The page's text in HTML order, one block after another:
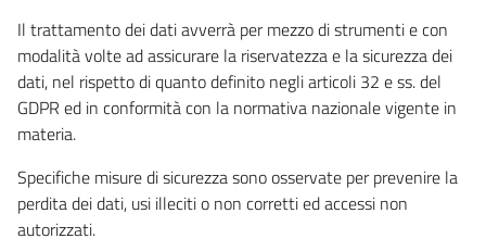
Il trattamento dei dati avverrà per mezzo di strumenti e con
modalità volte ad assicurare la riservatezza e la sicurezza dei
dati, nel rispetto di quanto definito negli articoli 32 e ss. del
GDPR ed in conformità con la normativa nazionale vigente in
materia.
Specifiche misure di sicurezza sono osservate per prevenire la
perdita dei dati, usi illeciti o non corretti ed accessi non
autorizzati.